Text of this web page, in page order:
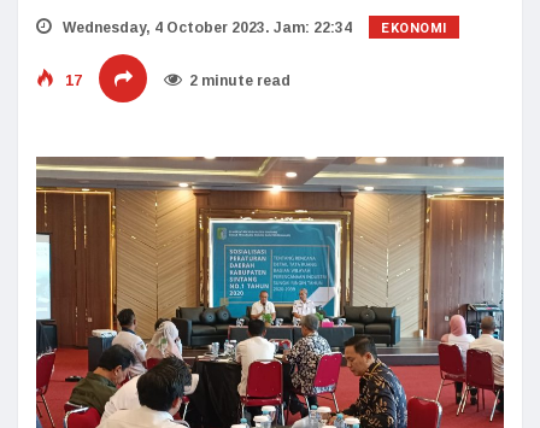
Wednesday, 4 October 2023. Jam: 22:34 EKONOMI
17 2 minute read